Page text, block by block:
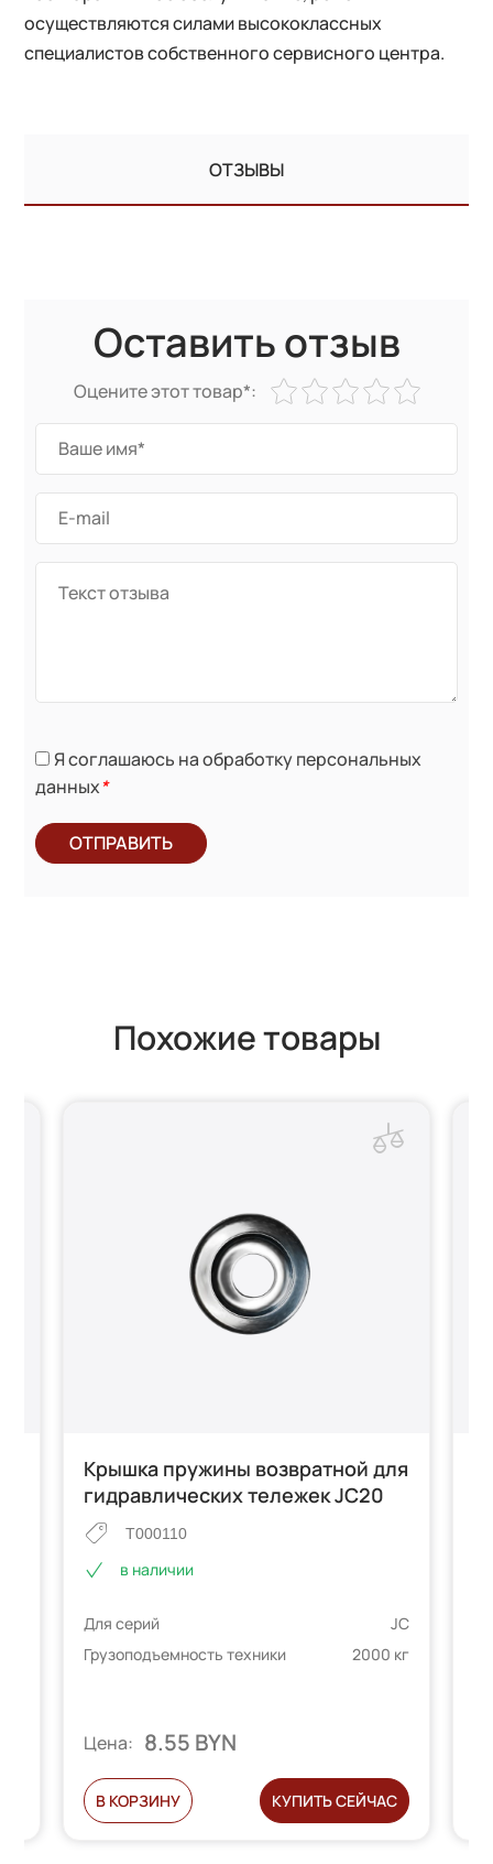
осуществляются силами высококлассных
специалистов собственного сервисного центра.
ОТЗЫВЫ
Оставить отзыв
Оцените этот товар*:
Я соглашаюсь на обработку персональных
данных*
ОТПРАВИТЬ
Похожие товары
Крышка пружины возвратной для
гидравлических тележек JC20
T000110
в наличии
Для серий
JC
Грузоподъемность техники
2000 кг
Цена: 8.55 BYN
В КОРЗИНУ КУПИТЬ СЕЙЧАС